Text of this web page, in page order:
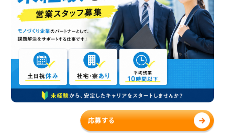
応募する